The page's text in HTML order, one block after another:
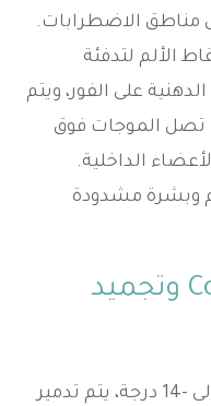
مناطق الاضطرابات.
الألم لتدفئة
على الفور، ويتم
تصل الموجات فوق
الداخلية.
وبشرة مشدودة
تقنية CoolSculpting وتجميد
عند درجات حرارة منخفضة تصل إلى -14 درجة، يتم تدمير